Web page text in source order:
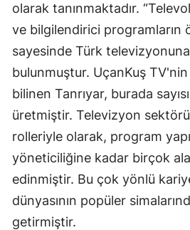
olarak tanınmaktadır.
ve bilgilendirici programların
sayesinde Türk
bulunmuştur. UçanKuş
bilinen Tanrıyar, burada
üretmiştir. Televizyon
rolleriyle olarak, program
yöneticiliğine kadar birçok
edinmiştir. Bu çok yönlü
dünyasının popüler
getirmiştir.